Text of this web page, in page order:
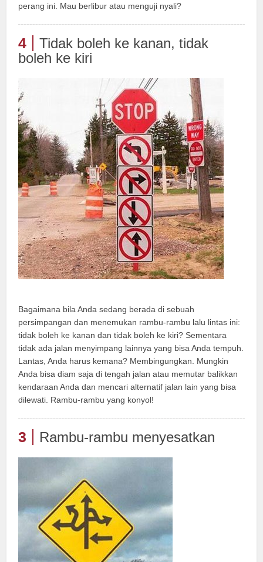
perang ini. Mau berlibur atau menguji nyali?
4
Tidak boleh ke kanan, tidak
boleh ke kiri
Bagaimana bila Anda sedang berada di sebuah
persimpangan dan menemukan rambu-rambu lalu lintas ini:
tidak boleh ke kanan dan tidak boleh ke kiri? Sementara
tidak ada jalan menyimpang lainnya yang bisa Anda tempuh.
Lantas, Anda harus kemana? Membingungkan. Mungkin
Anda bisa diam saja di tengah jalan atau memutar balikkan
kendaraan Anda dan mencari alternatif jalan lain yang bisa
dilewati. Rambu-rambu yang konyol!
3 Rambu-rambu menyesatkan